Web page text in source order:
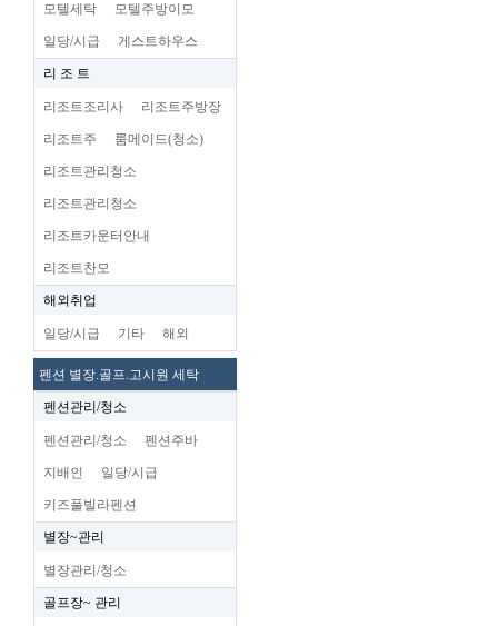
모텔세탁 모텔주방이모
일당/시급 게스트하우스
리 조 트
리조트조리사 리조트주방장
리조트주 룸메이드(청소)
리조트관리청소
리조트관리청소
리조트카운터안내
리조트찬모
해외취업
일당/시급 기타 해외
펜션 별장.골프.고시원 세탁
펜션관리/청소
펜션관리/청소 펜션주바
지배인 일당/시급
키즈풀빌라펜션
별장~관리
별장관리/청소
골프장~ 관리